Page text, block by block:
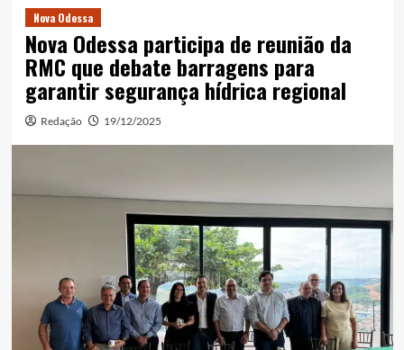
Nova Odessa
Nova Odessa participa de reunião da
RMC que debate barragens para
garantir segurança hídrica regional
Redação 19/12/2025